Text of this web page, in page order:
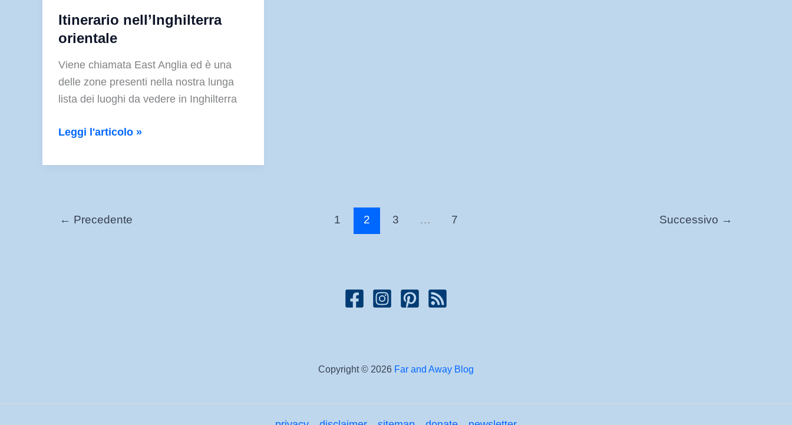
Itinerario nell’Inghilterra
orientale
Viene chiamata East Anglia ed è una
delle zone presenti nella nostra lunga
lista dei luoghi da vedere in Inghilterra
Itinerario
orientale
Leggi l'articolo »
← Precedente 1 2 3 … 7 Successivo →
Copyright © 2026 Far and Away Blog